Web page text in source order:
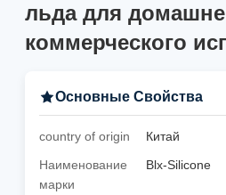
льда для
коммерческого
Основные Свойства
country of origin
Китай
Наименование
марки
Blx-Silicone